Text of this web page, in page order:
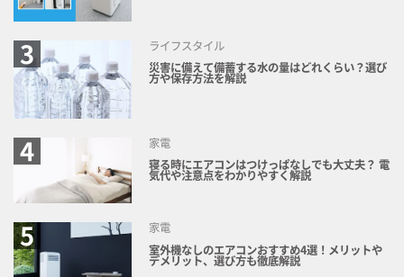
ライフスタイル
災害に備えて備蓄する水の量はどれくらい？選び
方や保存方法を解説
家電
寝る時にエアコンはつけっぱなしでも大丈夫？ 電
気代や注意点をわかりやすく解説
家電
室外機なしのエアコンおすすめ4選！メリットや
デメリット、選び方も徹底解説